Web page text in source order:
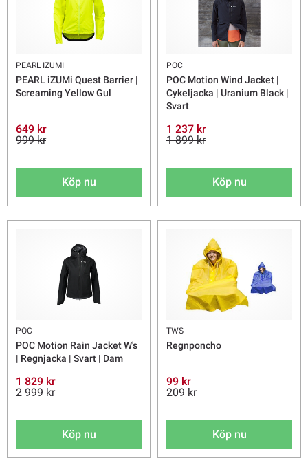
PEARL IZUMI
PEARL iZUMi Quest Barrier |
Screaming Yellow Gul
649 kr
999 kr
Köp nu
POC
POC Motion Wind Jacket |
Cykeljacka | Uranium Black |
Svart
1 237 kr
1 899 kr
Köp nu
POC
POC Motion Rain Jacket W's
| Regnjacka | Svart | Dam
1 829 kr
2 999 kr
Köp nu
TWS
Regnponcho
99 kr
209 kr
Köp nu